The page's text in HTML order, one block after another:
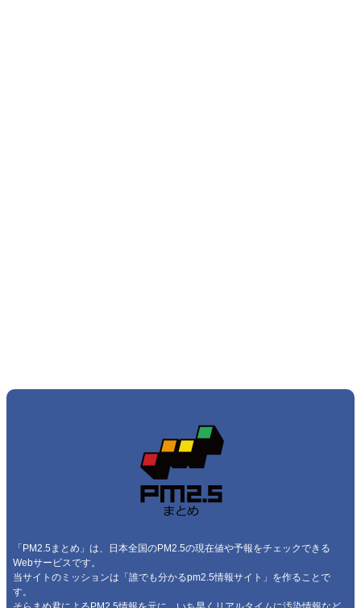
「PM2.5まとめ」は、日本全国のPM2.5の現在値や予報をチェックできる
Webサービスです。
当サイトのミッションは「誰でも分かるpm2.5情報サイト」を作ることで
す。